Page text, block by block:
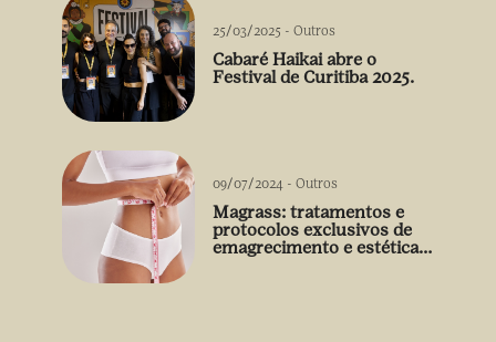
25/03/2025 - Outros
Cabaré Haikai abre o
Festival de Curitiba 2025.
09/07/2024 - Outros
Magrass: tratamentos e
protocolos exclusivos de
emagrecimento e estética